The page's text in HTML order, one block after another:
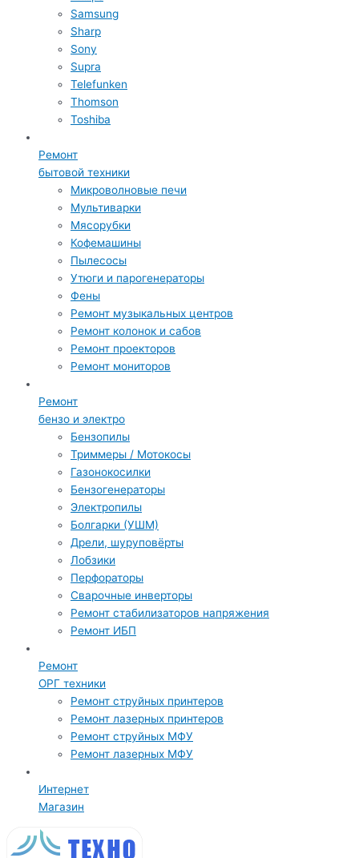
Samsung
Sharp
Sony
Supra
Telefunken
Thomson
Toshiba
Ремонт
бытовой техники
Микроволновые печи
Мультиварки
Мясорубки
Кофемашины
Пылесосы
Утюги и парогенераторы
Фены
Ремонт музыкальных центров
Ремонт колонок и сабов
Ремонт проекторов
Ремонт мониторов
Ремонт
бензо и электро
Бензопилы
Триммеры / Мотокосы
Газонокосилки
Бензогенераторы
Электропилы
Болгарки (УШМ)
Дрели, шуруповёрты
Лобзики
Перфораторы
Сварочные инверторы
Ремонт стабилизаторов напряжения
Ремонт ИБП
Ремонт
ОРГ техники
Ремонт струйных принтеров
Ремонт лазерных принтеров
Ремонт струйных МФУ
Ремонт лазерных МФУ
Интернет
Магазин